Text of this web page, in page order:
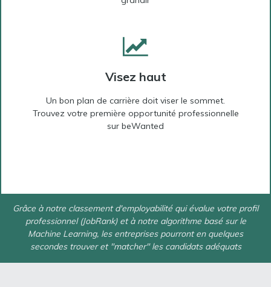
Visez haut
Un bon plan de carrière doit viser le sommet.
Trouvez votre première opportunité professionnelle
sur beWanted
Grâce à notre classement d'employabilité qui évalue votre profil
professionnel (JobRank) et à notre algorithme basé sur le
Machine Learning, les entreprises pourront en quelques
secondes trouver et "matcher" les candidats adéquats